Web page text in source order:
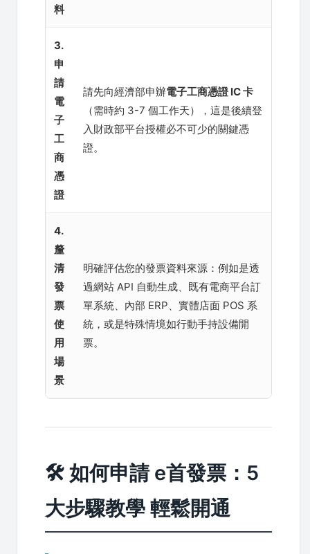
料
3.
申
請
電
子
工
商
憑
證
請先向經濟部申辦電子工商憑證 IC 卡
（需時約 3-7 個工作天），這是後續登
入財政部平台授權必不可少的關鍵憑
證。
4.
釐
清
發
票
使
用
場
景
明確評估您的發票資料來源：例如是透
過網站 API 自動生成、既有電商平台訂
單系統、內部 ERP、實體店面 POS 系
統，或是特殊情境如行動手持設備開
票。
🛠️ 如何申請 e首發票：5
大步驟教學 輕鬆開通